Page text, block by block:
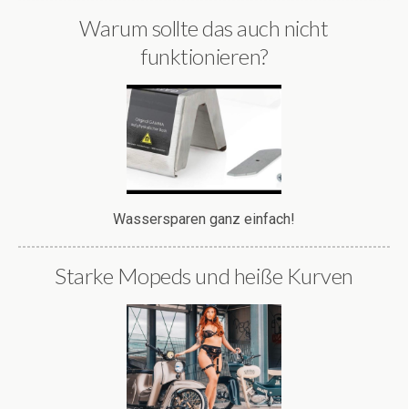
Warum sollte das auch nicht
funktionieren?
Wassersparen ganz einfach!
Starke Mopeds und heiße Kurven